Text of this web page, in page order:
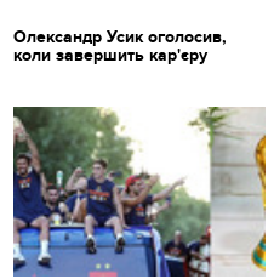
Олександр Усик оголосив,
коли завершить кар'єру